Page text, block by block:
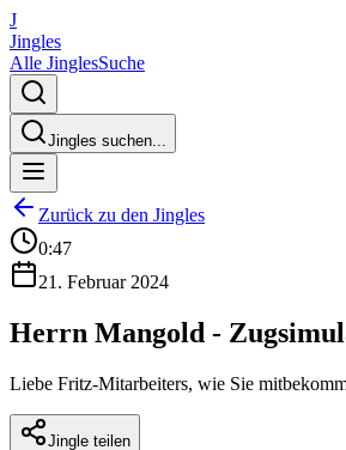
J
Jingles
Alle JinglesSuche
Jingles suchen...
Zurück zu den Jingles
0:47
21. Februar 2024
Herrn Mangold -
Liebe Fritz-Mitarbeiters, wie Sie
Jingle teilen